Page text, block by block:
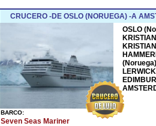
CRUCERO -DE OSLO (NORUEGA) -A
BARCO:
Seven Seas Mariner
OSLO